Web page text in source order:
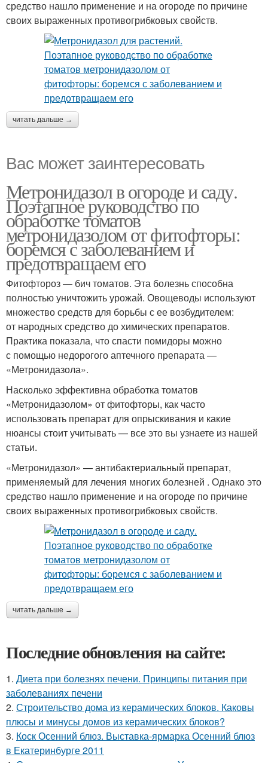
средство нашло применение и на огороде по причине
своих выраженных противогрибковых свойств.
читать дальше →
Вас может заинтересовать
Метронидазол в огороде и саду.
Поэтапное руководство по
обработке томатов
метронидазолом от фитофторы:
боремся с заболеванием и
предотвращаем его
Фитофтороз — бич томатов. Эта болезнь способна
полностью уничтожить урожай. Овощеводы используют
множество средств для борьбы с ее возбудителем:
от народных средство до химических препаратов.
Практика показала, что спасти помидоры можно
с помощью недорогого аптечного препарата —
«Метронидазола».
Насколько эффективна обработка томатов
«Метронидазолом» от фитофторы, как часто
использовать препарат для опрыскивания и какие
нюансы стоит учитывать — все это вы узнаете из нашей
статьи.
«Метронидазол» — антибактериальный препарат,
применяемый для лечения многих болезней . Однако это
средство нашло применение и на огороде по причине
своих выраженных противогрибковых свойств.
читать дальше →
Последние обновления на сайте:
1. Диета при болезнях печени. Принципы питания при
заболеваниях печени
2. Строительство дома из керамических блоков. Каковы
плюсы и минусы домов из керамических блоков?
3. Коск Осенний блюз. Выставка-ярмарка Осенний блюз
в Екатеринбурге 2011